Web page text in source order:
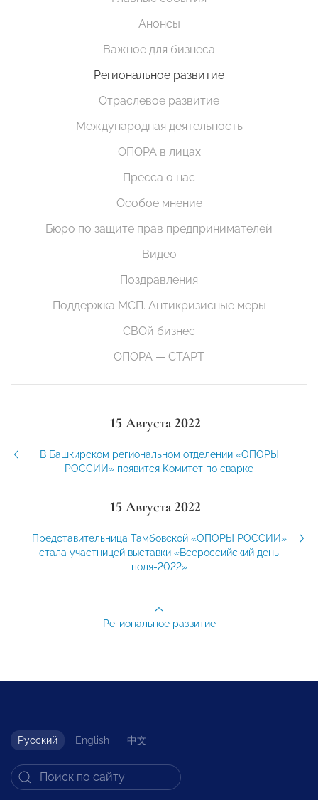
Анонсы
Важное для бизнеса
Региональное развитие
Отраслевое развитие
Международная деятельность
ОПОРА в лицах
Пресса о нас
Особое мнение
Бюро по защите прав предпринимателей
Видео
Поздравления
Поддержка МСП. Антикризисные меры
СВОй бизнес
ОПОРА — СТАРТ
15 Августа 2022
В Башкирском региональном отделении «ОПОРЫ
РОССИИ» появится Комитет по сварке
15 Августа 2022
Представительница Тамбовской «ОПОРЫ РОССИИ»
стала участницей выставки «Всероссийский день
поля-2022»
Региональное развитие
Русский English 中文